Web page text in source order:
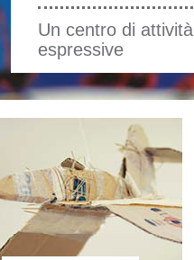
Un centro di attività
espressive